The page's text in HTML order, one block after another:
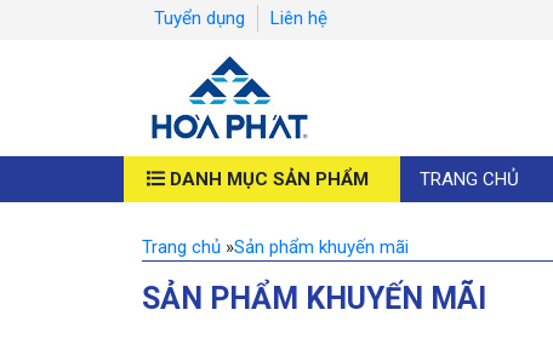
Tuyển dụng Liên hệ
DANH MỤC SẢN PHẨM TRANG CHỦ
Trang chủ »Sản phẩm khuyến mãi
SẢN PHẨM KHUYẾN MÃI